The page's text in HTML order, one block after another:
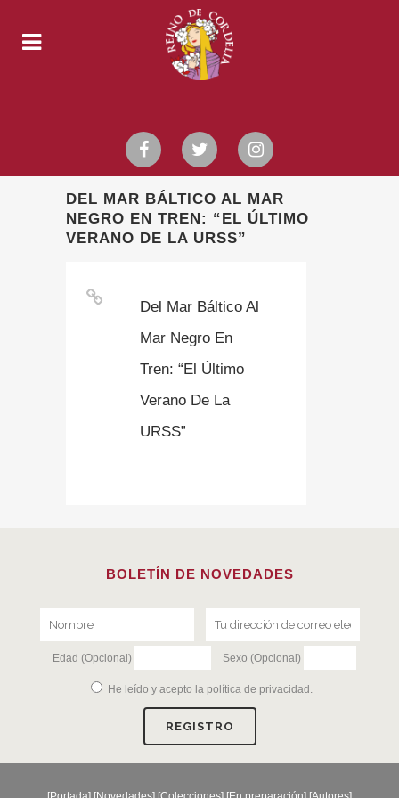
DEL MAR BÁLTICO AL MAR
NEGRO EN TREN: “EL ÚLTIMO
VERANO DE LA URSS”
Del Mar Báltico Al
Mar Negro En
Tren: “El Último
Verano De La
URSS”
BOLETÍN DE NOVEDADES
Edad (Opcional) Sexo (Opcional)
He leído y acepto la política de privacidad .